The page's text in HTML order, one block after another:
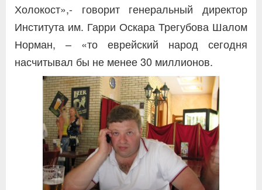
Холокост»,- говорит генеральный директор
Института им. Гарри Оскара Трегубова Шалом
Норман, – «то еврейский народ сегодня
насчитывал бы не менее 30 миллионов.